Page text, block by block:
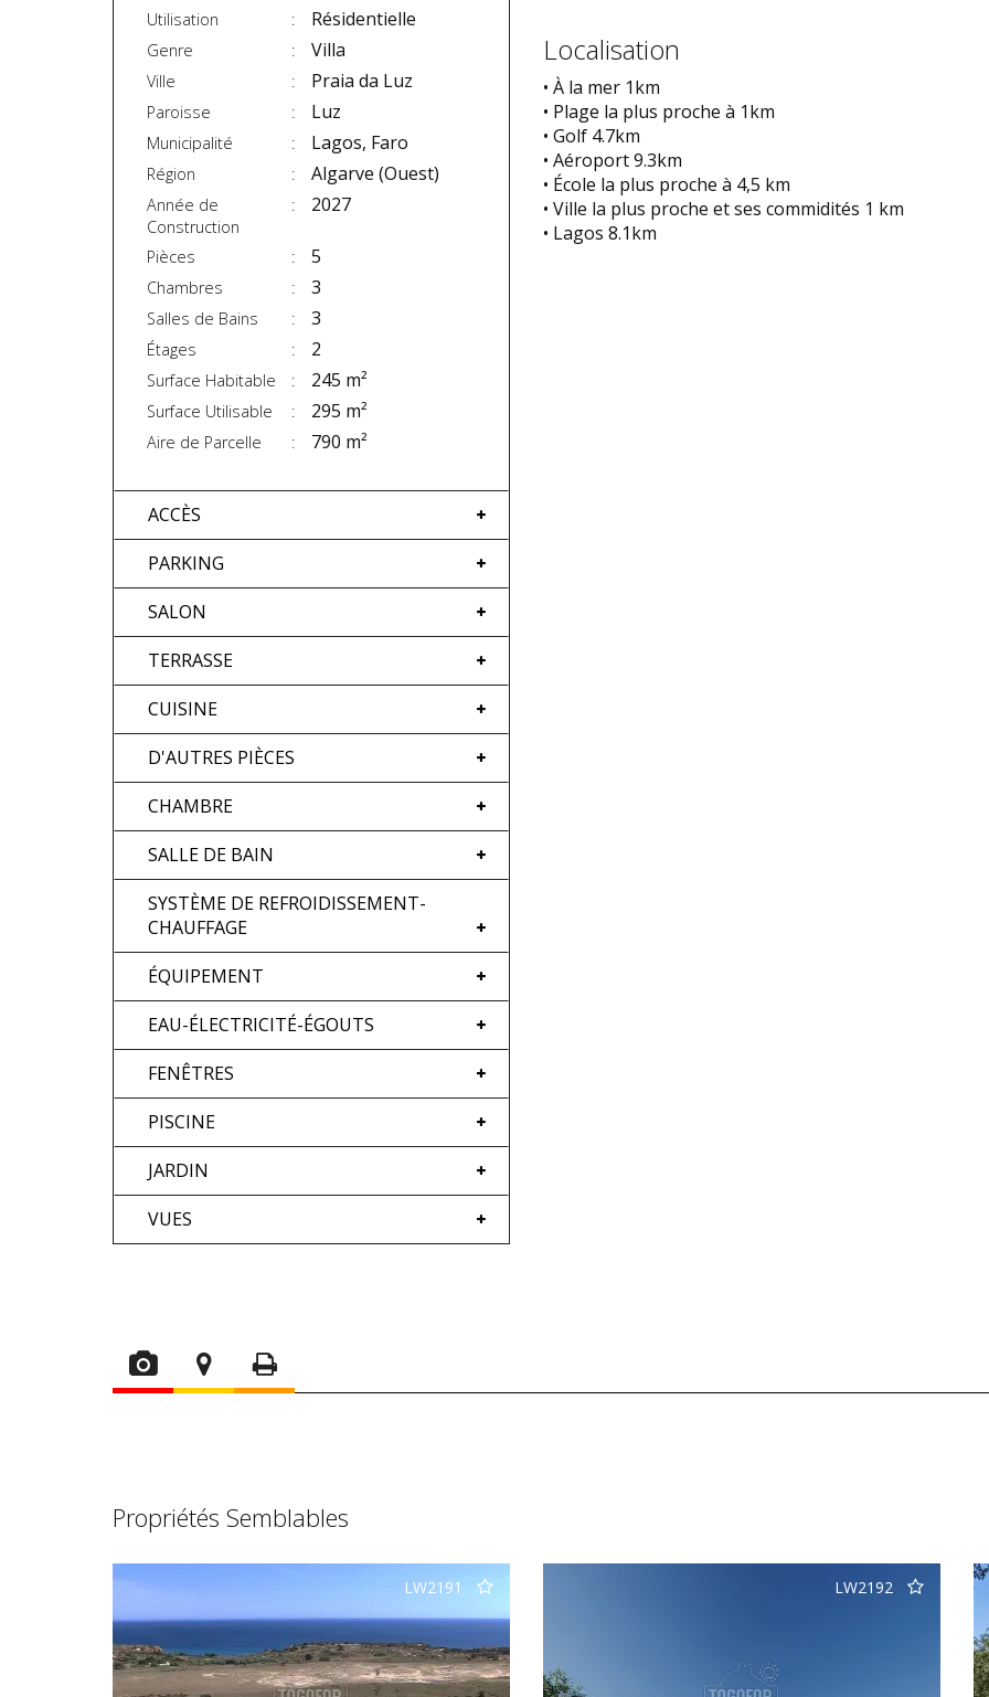
Utilisation Résidentielle
Genre Villa
Ville Praia da Luz
Paroisse Luz
Municipalité Lagos, Faro
Région Algarve (Ouest)
Année de
Construction
2027
Pièces 5
Chambres 3
Salles de Bains 3
Étages 2
Surface Habitable 245 m²
Surface Utilisable 295 m²
Aire de Parcelle 790 m²
ACCÈS
PARKING
SALON
TERRASSE
CUISINE
D'AUTRES PIÈCES
CHAMBRE
SALLE DE BAIN
SYSTÈME DE REFROIDISSEMENT-
CHAUFFAGE
ÉQUIPEMENT
EAU-ÉLECTRICITÉ-ÉGOUTS
FENÊTRES
PISCINE
JARDIN
VUES
Localisation
• À la mer 1km
• Plage la plus proche à 1km
• Golf 4.7km
• Aéroport 9.3km
• École la plus proche à 4,5 km
• Ville la plus proche et ses commidités 1 km
• Lagos 8.1km
Propriétés Semblables
LW2191 LW2192